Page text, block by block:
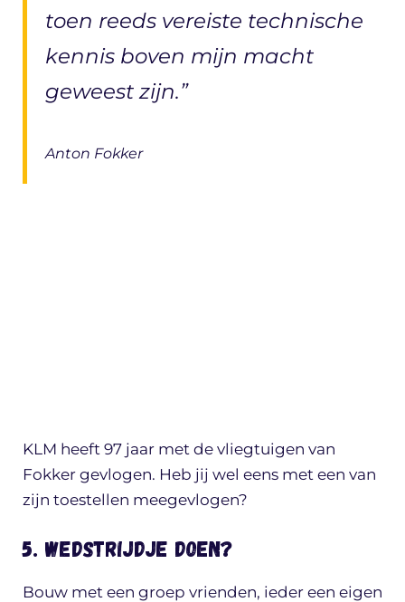
toen reeds vereiste technische
kennis boven mijn macht
geweest zijn.”
Anton Fokker
KLM heeft 97 jaar met de vliegtuigen van
Fokker gevlogen. Heb jij wel eens met een van
zijn toestellen meegevlogen?
5. Wedstrijdje doen?
Bouw met een groep vrienden, ieder een eigen